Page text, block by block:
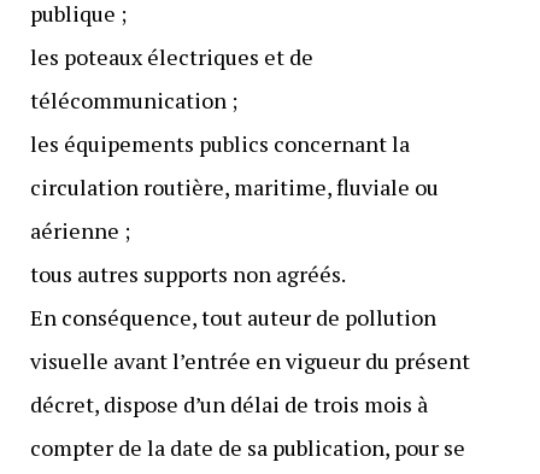
publique ;
les poteaux électriques et de
télécommunication ;
les équipements publics concernant la
circulation routière, maritime, fluviale ou
aérienne ;
tous autres supports non agréés.
En conséquence, tout auteur de pollution
visuelle avant l’entrée en vigueur du présent
décret, dispose d’un délai de trois mois à
compter de la date de sa publication, pour se